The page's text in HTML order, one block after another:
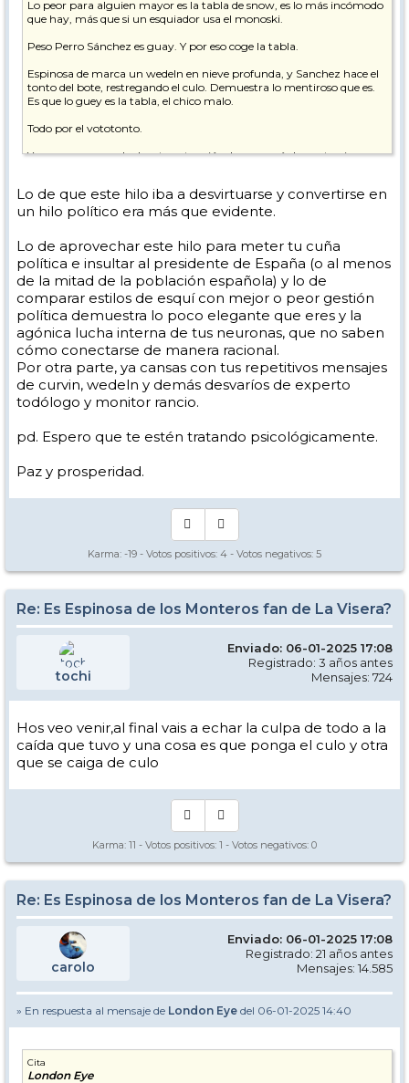
Lo peor para alguien mayor es la tabla de snow, es lo más incómodo
que hay, más que si un esquiador usa el monoski.
Peso Perro Sánchez es guay. Y por eso coge la tabla.
Espinosa de marca un wedeln en nieve profunda, y Sanchez hace el
tonto del bote, restregando el culo. Demuestra lo mentiroso que es.
Es que lo guey es la tabla, el chico malo.
Todo por el vototonto.
Yo no me sorprendo de esta actuación, lo raro sería lo contrario.
van en wedeln.
Las cosas evolucionan, menos la estupidez. Y por culpa de la política
Mientras no haya ley en este mundo del esquí, aparte de los
cazaporretas, no hay nada.
El esquí corrupto está al acecho. Por todas partes donde haya parnè.
Los implicados hablan de un montón de técnicas diferentes, hoy
están en casa.
Al menos estos días que no se ve na.
Los corruptos y contaminados del carving, o no esquian o van en
giro corto, que ya es algo.
Pero no culpamos a los empresarios de las escuelas, ganan más con
los dadores de clase que la junta de Andalucía autoriza.
esquí estaría más controlada, supongo.
Es que me gusta criticar a los culpables de nuestras desgracias.
Lo de que este hilo iba a desvirtuarse y convertirse en
un hilo político era más que evidente.
Lo de aprovechar este hilo para meter tu cuña
política e insultar al presidente de España (o al menos
de la mitad de la población española) y lo de
comparar estilos de esquí con mejor o peor gestión
política demuestra lo poco elegante que eres y la
agónica lucha interna de tus neuronas, que no saben
cómo conectarse de manera racional.
Por otra parte, ya cansas con tus repetitivos mensajes
de curvin, wedeln y demás desvaríos de experto
todólogo y monitor rancio.
pd. Espero que te estén tratando psicológicamente.
Paz y prosperidad.
Karma: -19 - Votos positivos: 4 - Votos negativos: 5
Re: Es Espinosa de los Monteros fan de La Visera?
tochi
Enviado: 06-01-2025 17:08
Registrado: 3 años antes
Mensajes: 724
Hos veo venir,al final vais a echar la culpa de todo a la
caída que tuvo y una cosa es que ponga el culo y otra
que se caiga de culo
Karma: 11 - Votos positivos: 1 - Votos negativos: 0
Re: Es Espinosa de los Monteros fan de La Visera?
carolo
Enviado: 06-01-2025 17:08
Registrado: 21 años antes
Mensajes: 14.585
» En respuesta al mensaje de London Eye del 06-01-2025 14:40
Cita
London Eye